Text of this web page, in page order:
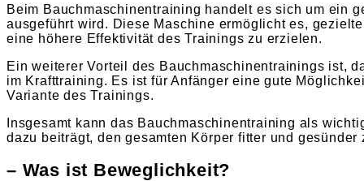
Beim Bauchmaschinentraining handelt es sich um ein
ausgeführt wird. Diese Maschine ermöglicht es,
eine höhere Effektivität des Trainings zu erzielen.
Ein weiterer Vorteil des Bauchmaschinentrainings ist,
im Krafttraining. Es ist für Anfänger eine gute
Variante des Trainings.
Insgesamt kann das Bauchmaschinentraining als
dazu beiträgt, den gesamten Körper fitter und gesünder
– Was ist Beweglichkeit?